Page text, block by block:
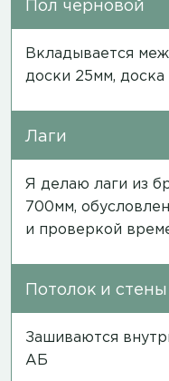
Пол черновой
Вкладывается
доски 25мм, доска
Лаги
Я делаю лаги из
700мм,
и проверкой
Потолок и
Зашиваются
АБ